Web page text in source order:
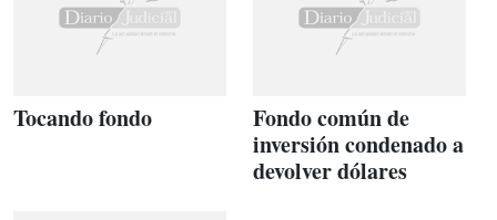
Tocando fondo
Fondo común de
inversión condenado a
devolver dólares